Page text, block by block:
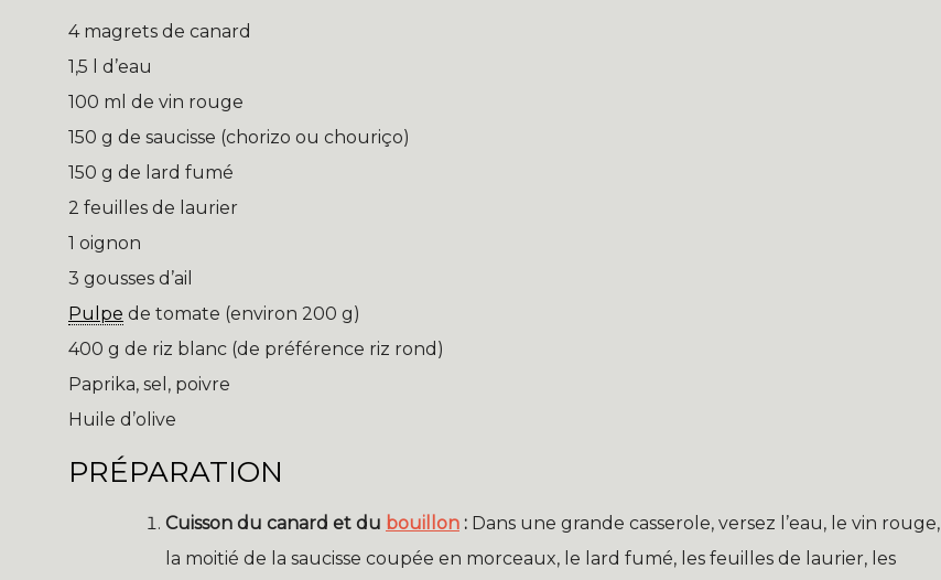
4 magrets de canard
1,5 l d’eau
100 ml de vin rouge
150 g de saucisse (chorizo ou chouriço)
150 g de lard fumé
2 feuilles de laurier
1 oignon
3 gousses d’ail
Pulpe de tomate (environ 200 g)
400 g de riz blanc (de préférence riz rond)
Paprika, sel, poivre
Huile d’olive
PRÉPARATION
Cuisson du canard et du bouillon : Dans une grande casserole, versez l’eau, le vin rouge,
la moitié de la saucisse coupée en morceaux, le lard fumé, les feuilles de laurier, les